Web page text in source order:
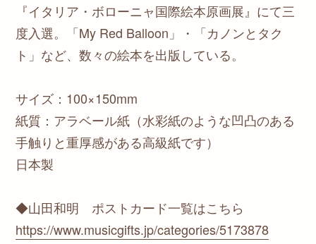
『イタリア・ボローニャ国際絵本原画展』にて三
度入選。「My Red Balloon」・「カノンとタク
ト」など、数々の絵本を出版している。
サイズ：100×150mm
紙質：アラベール紙（水彩紙のような凹凸のある
手触りと重厚感がある高級紙です）
日本製
◆山田和明 ポストカード一覧はこちら
https://www.musicgifts.jp/categories/5173878